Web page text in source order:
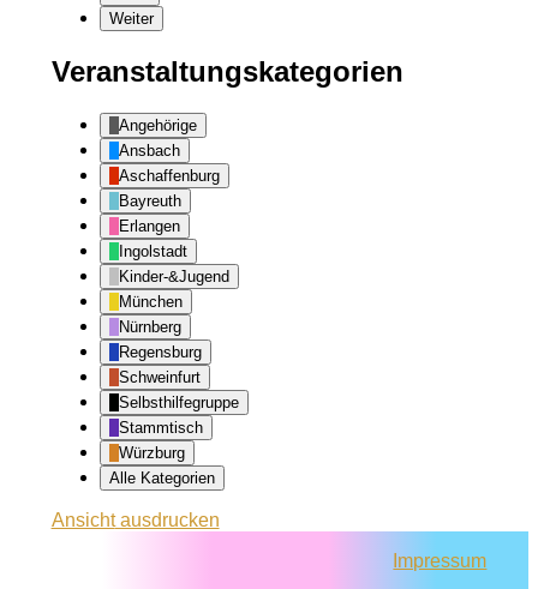
Weiter
Veranstaltungskategorien
Angehörige
Ansbach
Aschaffenburg
Bayreuth
Erlangen
Ingolstadt
Kinder-&Jugend
München
Nürnberg
Regensburg
Schweinfurt
Selbsthilfegruppe
Stammtisch
Würzburg
Alle Kategorien
Ansichtausdrucken
Impressum